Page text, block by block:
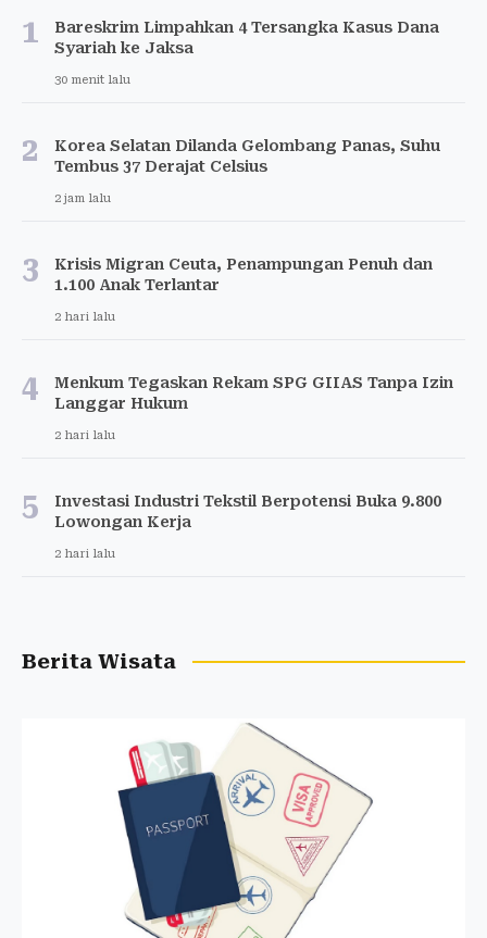
1
Bareskrim Limpahkan 4 Tersangka Kasus Dana
Syariah ke Jaksa
30 menit lalu
2
Korea Selatan Dilanda Gelombang Panas, Suhu
Tembus 37 Derajat Celsius
2 jam lalu
3
Krisis Migran Ceuta, Penampungan Penuh dan
1.100 Anak Terlantar
2 hari lalu
4
Menkum Tegaskan Rekam SPG GIIAS Tanpa Izin
Langgar Hukum
2 hari lalu
5
Investasi Industri Tekstil Berpotensi Buka 9.800
Lowongan Kerja
2 hari lalu
Berita Wisata